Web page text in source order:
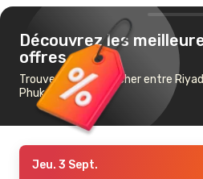
Découvrez les
offres
Trouvez un vol pas cher entre
Phuket
Jeu. 3 Sept.